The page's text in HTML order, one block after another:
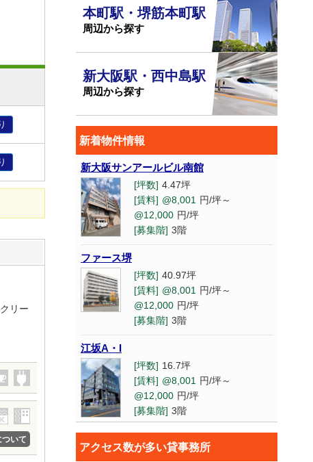
リー
ついて
本町駅・堺筋本町駅
周辺から探す
新大阪駅・西中島駅
周辺から探す
新着物件情報
新大阪サンアールビル南館
[坪数] 4.47坪
[賃料] @8,001 円/坪～
@12,000 円/坪
[募集階] 3階
ファース堺
[坪数] 40.97坪
[賃料] @8,001 円/坪～
@12,000 円/坪
[募集階] 3階
江坂A・I
[坪数] 16.7坪
[賃料] @8,001 円/坪～
@12,000 円/坪
[募集階] 3階
[坪数]
26.9坪
アクセス数が多い貸事務所